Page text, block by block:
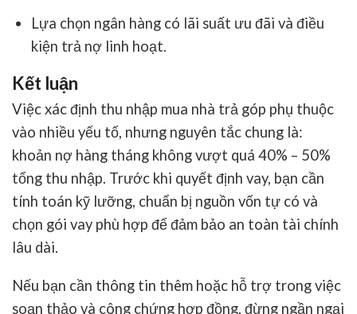
Lựa chọn ngân hàng có lãi suất ưu đãi và điều
kiện trả nợ linh hoạt.
Kết luận
Việc xác định thu nhập mua nhà trả góp phụ thuộc
vào nhiều yếu tố, nhưng nguyên tắc chung là:
khoản nợ hàng tháng không vượt quá 40% – 50%
tổng thu nhập. Trước khi quyết định vay, bạn cần
tính toán kỹ lưỡng, chuẩn bị nguồn vốn tự có và
chọn gói vay phù hợp để đảm bảo an toàn tài chính
lâu dài.
Nếu bạn cần thông tin thêm hoặc hỗ trợ trong việc
soạn thảo và công chứng hợp đồng, đừng ngần ngại